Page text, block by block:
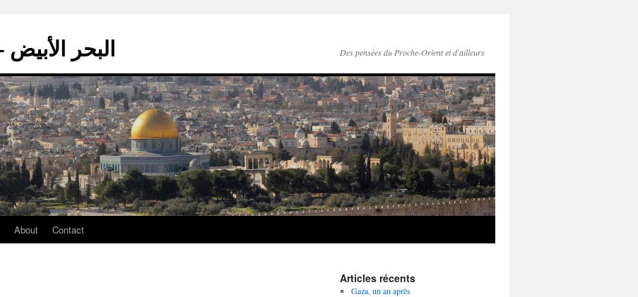
La mer blanche – البحر الأبيض Des pensées du Proche-Orient et d'ailleurs
About Contact
Articles récents
Gaza, un an après